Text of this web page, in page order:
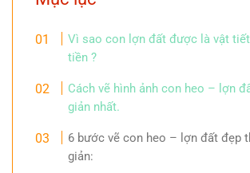
Vì sao con lợn đất được là vật
tiền ?
Cách vẽ hình ảnh con heo – lợn
giản nhất.
6 bước vẽ con heo – lợn đất đẹp
giản: